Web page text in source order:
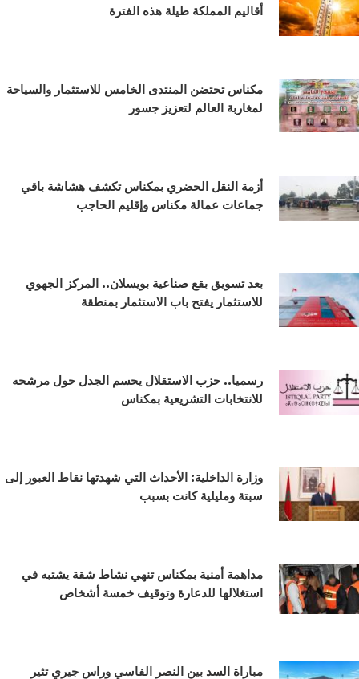
أقاليم المملكة طيلة هذه الفترة
مكناس تحتضن المنتدى الخامس للاستثمار والسياحة
لمغاربة العالم لتعزيز جسور
أزمة النقل الحضري بمكناس تكشف هشاشة باقي
جماعات عمالة مكناس وإقليم الحاجب
بعد تسويق بقع صناعية بويسلان.. المركز الجهوي
للاستثمار يفتح باب الاستثمار بمنطقة
رسميا.. حزب الاستقلال يحسم الجدل حول مرشحه
للانتخابات التشريعية بمكناس
وزارة الداخلية: الأحداث التي شهدتها نقاط العبور إلى
سبتة ومليلية كانت بسبب
مداهمة أمنية بمكناس تنهي نشاط شقة يشتبه في
استغلالها للدعارة وتوقيف خمسة أشخاص
مباراة السد بين النصر الفاسي وراس جيري تثير